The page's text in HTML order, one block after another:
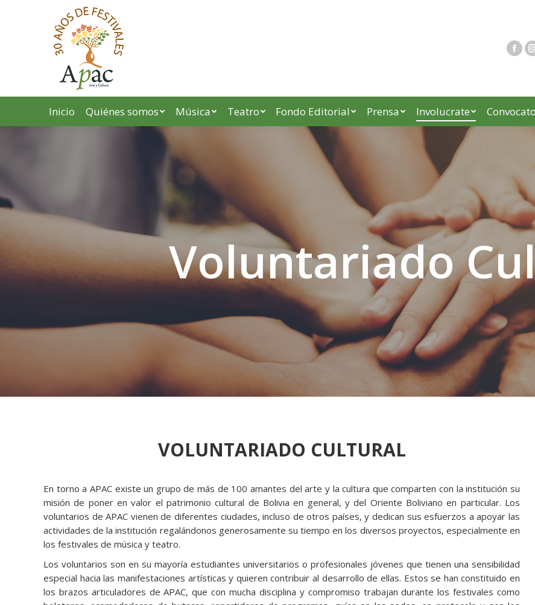
Inicio Quiénes somos Música Teatro Fondo Editorial Prensa Involucrate
Voluntariado
VOLUNTARIADO CULTURAL
En torno a APAC existe un grupo de más de 100 amantes del arte y la cultura que comparten con la institución su
misión de poner en valor el patrimonio cultural de Bolivia en general, y del Oriente Boliviano en particular. Los
voluntarios de APAC vienen de diferentes ciudades, incluso de otros países, y dedican sus esfuerzos a apoyar las
actividades de la institución regalándonos generosamente su tiempo en los diversos proyectos, especialmente en
los festivales de música y teatro.
Los voluntarios son en su mayoría estudiantes universitarios o profesionales jóvenes que tienen una sensibilidad
especial hacia las manifestaciones artísticas y quieren contribuir al desarrollo de ellas. Estos se han constituido en
los brazos articuladores de APAC, que con mucha disciplina y compromiso trabajan durante los festivales como